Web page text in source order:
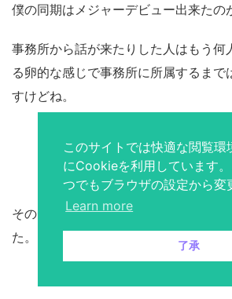
僕の同期はメジャーデビュー出来たの
事務所から話が来たりした人はもう何
る卵的な感じで事務所に所属するまで
すけどね。
そのデビュー出来た人もあまり光を浴
た。
このサイトでは快適な閲覧環
にCookieを利用しています
つでもブラウザの設定から変
Learn more
了承